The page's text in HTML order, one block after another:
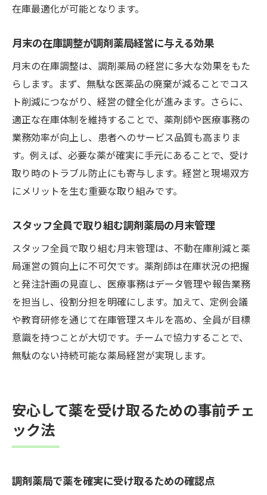
在庫最適化が可能となります。
月末の在庫調整が調剤薬局経営に与える効果
月末の在庫調整は、調剤薬局の経営に多大な効果をもた
らします。まず、無駄な医薬品の廃棄が減ることでコス
ト削減につながり、経営の健全化が進みます。さらに、
適正な在庫体制を維持することで、薬剤師や医療事務の
業務効率が向上し、患者へのサービス品質も高まりま
す。例えば、必要な薬が確実に手元にあることで、受け
取り時のトラブル防止にも寄与します。経営と現場双方
にメリットを生む重要な取り組みです。
スタッフ全員で取り組む調剤薬局の月末管理
スタッフ全員で取り組む月末管理は、不動在庫削減と薬
局運営の質向上に不可欠です。薬剤師は在庫状況の把握
と発注計画の見直し、医療事務はデータ管理や報告業務
を担当し、役割分担を明確にします。加えて、定例会議
や教育研修を通じて在庫管理スキルを高め、全員が目標
意識を持つことが大切です。チームで協力することで、
無駄のない持続可能な薬局経営が実現します。
安心して薬を受け取るための事前チェ
ック法
調剤薬局で薬を確実に受け取るための確認点